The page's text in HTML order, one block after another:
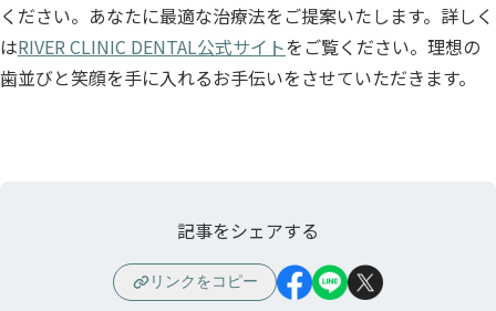
ください。あなたに最適な治療法をご提案いたします。詳しく
はRIVER CLINIC DENTAL公式サイトをご覧ください。理想の
歯並びと笑顔を手に入れるお手伝いをさせていただきます。
記事をシェアする
リンクをコピー